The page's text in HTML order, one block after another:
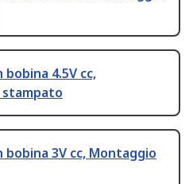
4.5V cc,
bobina 3V cc, Montaggio